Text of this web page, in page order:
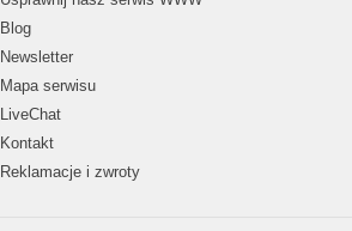
Blog
Newsletter
Mapa serwisu
LiveChat
Kontakt
Reklamacje i zwroty